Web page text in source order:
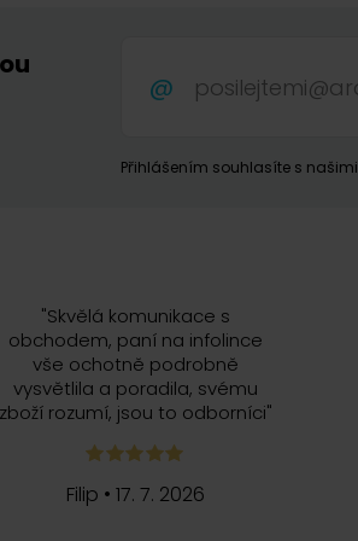
Přihlášením souhlasíte s našimi
"Skvělá komunikace s
obchodem, paní na infolince
vše ochotně podrobně
vysvětlila a poradila, svému
zboží rozumí, jsou to odborníci"
Filip • 17. 7. 2026